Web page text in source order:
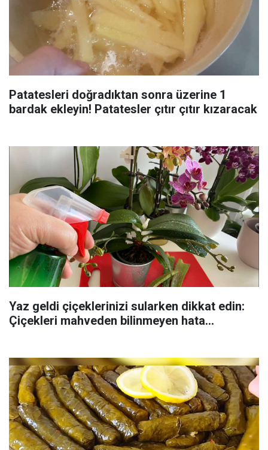
Patatesleri doğradıktan sonra üzerine 1
bardak ekleyin! Patatesler çıtır çıtır kızaracak
Yaz geldi çiçeklerinizi sularken dikkat edin:
Çiçekleri mahveden bilinmeyen hata...